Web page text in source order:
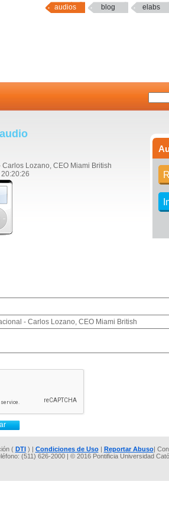
audios blog elabs
Lozano, CEO Miami British
- Carlos Lozano, CEO Miami British
( DTI) | Condiciones de Uso| Reportar Abuso|
(511) 626-2000 | © 2016 Pontificia Universidad